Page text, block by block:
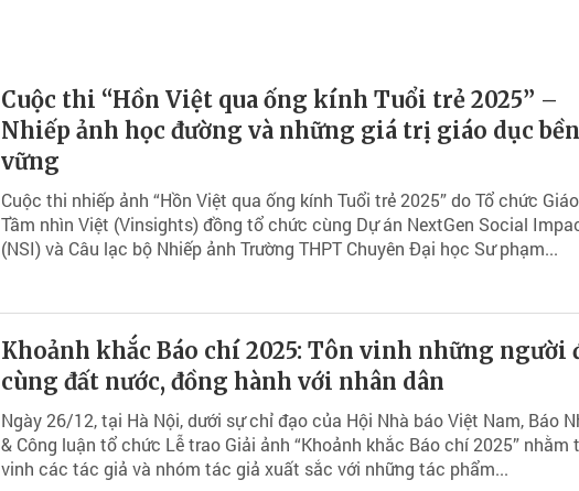
Cuộc thi “Hồn Việt qua ống kính Tuổi trẻ 2025” –
Nhiếp ảnh học đường và những giá trị giáo dục bền
vững
Cuộc thi nhiếp ảnh “Hồn Việt qua ống kính Tuổi trẻ 2025” do Tổ chức
Tầm nhìn Việt (Vinsights) đồng tổ chức cùng Dự án NextGen Social
(NSI) và Câu lạc bộ Nhiếp ảnh Trường THPT Chuyên Đại học Sư phạm...
Khoảnh khắc Báo chí 2025: Tôn vinh những người
cùng đất nước, đồng hành với nhân dân
Ngày 26/12, tại Hà Nội, dưới sự chỉ đạo của Hội Nhà báo Việt Nam, Báo
& Công luận tổ chức Lễ trao Giải ảnh “Khoảnh khắc Báo chí 2025” nhằm
vinh các tác giả và nhóm tác giả xuất sắc với những tác phẩm...